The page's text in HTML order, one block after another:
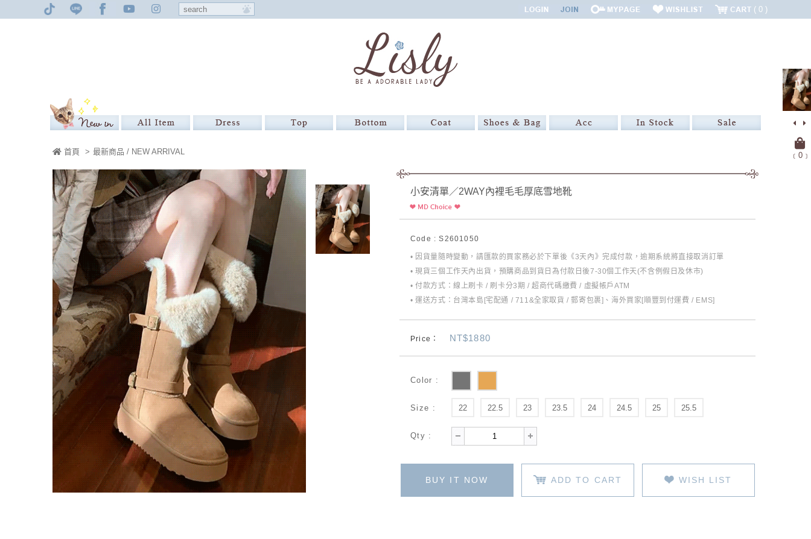
0
﹝ 0﹞
首頁 > 最新商品 / NEW ARRIVAL
小安清單／2WAY內裡毛毛厚底雪地靴
Code : S2601050
• 因貨量隨時變動，請匯款的買家務必於下單後《3天內》完成付款，逾期系統將直接取消訂單
• 現貨三個工作天內出貨，預購商品到貨日為付款日後7-30個工作天(不含例假日及休市)
• 付款方式：線上刷卡 / 刷卡分3期 / 超商代碼繳費 / 虛擬帳戶ATM
• 運送方式：台灣本島[宅配通 / 711&全家取貨 / 郵寄包裹]、海外買家[順豐到付運費 / EMS]
Price： NT$1880
Color :
Size : 22 22.5 23 23.5 24 24.5 25 25.5
Qty :
BUY IT NOW ADD TO CART WISH LIST